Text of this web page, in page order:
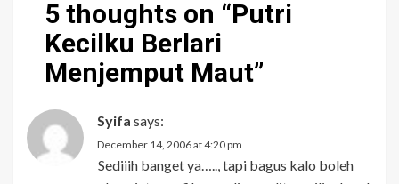
5 thoughts on “Putri
Kecilku Berlari
Menjemput Maut”
Syifa says:
December 14, 2006 at 4:20 pm
Sediiih banget ya….., tapi bagus kalo boleh